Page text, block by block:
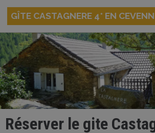
GÎTE CASTAGNERE 4* EN
Réserver le gite